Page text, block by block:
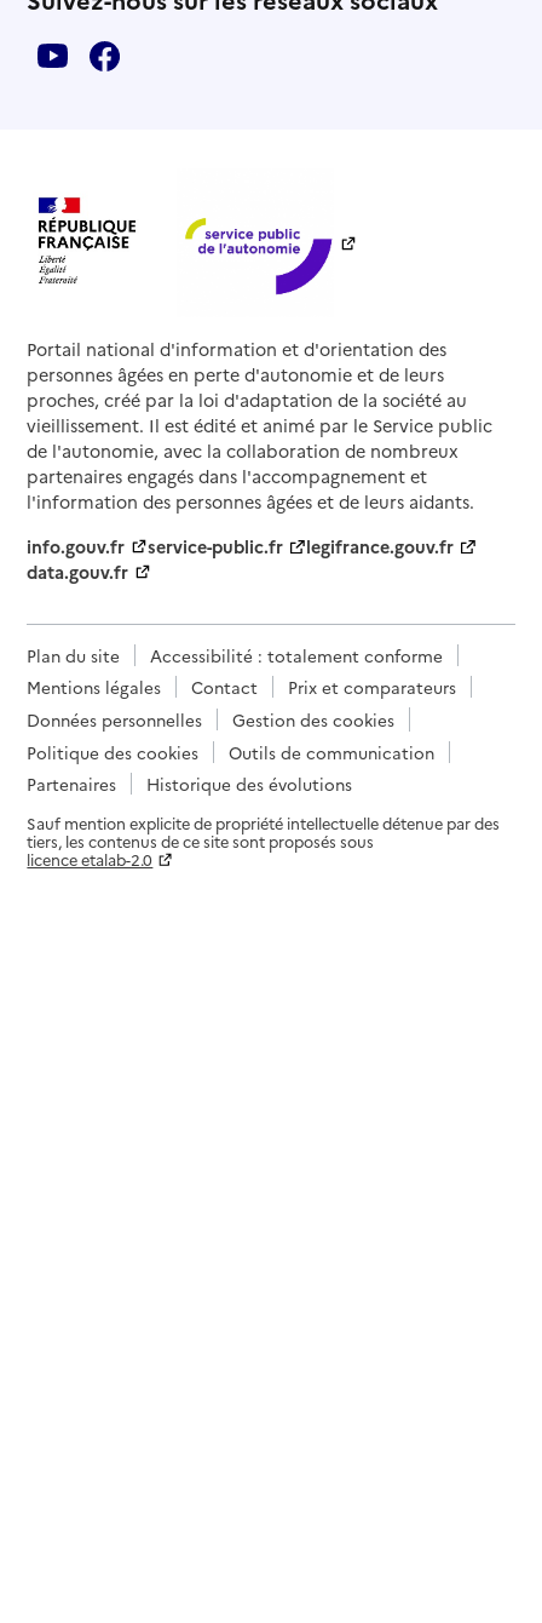
Portail national d'information et d'orientation des
personnes âgées en perte d'autonomie et de leurs
proches, créé par la loi d'adaptation de la société au
vieillissement. Il est édité et animé par le Service public
de l'autonomie, avec la collaboration de nombreux
partenaires engagés dans l'accompagnement et
l'information des personnes âgées et de leurs aidants.
info.gouv.fr
service-public.fr
legifrance.gouv.fr
data.gouv.fr
Plan du site
Accessibilité : totalement conforme
Mentions légales
Contact
Prix et comparateurs
Données personnelles
Gestion des cookies
Politique des cookies
Outils de communication
Partenaires
Historique des évolutions
Sauf mention explicite de propriété intellectuelle détenue par des
tiers, les contenus de ce site sont proposés sous
licence etalab-2.0